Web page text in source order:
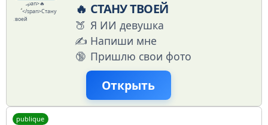
🔥 СТАНУ ТВОЕЙ
🍑 Я ИИ девушка
✍️ Напиши мне
🔞 Пришлю свои фото
Открыть
publique